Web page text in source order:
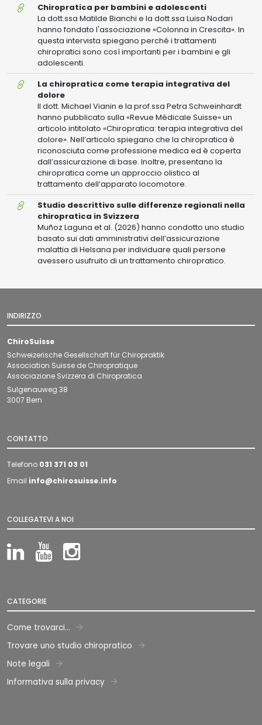
Chiropratica
bambini
adolescenti
Chiropratica per bambini e adolescenti
La dott.ssa Matilde Bianchi e la dott.ssa Luisa Nodari
hanno fondato l'associazione «Colonna in Crescita». In
questa intervista spiegano perché i trattamenti
chiropratici sono così importanti per i bambini e gli
adolescenti.
La
chiropratica
come
terapia
integrativa
dolore
La chiropratica come terapia integrativa del
dolore
Il dott. Michael Vianin e la prof.ssa Petra Schweinhardt
hanno pubblicato sulla «Revue Médicale Suisse» un
articolo intitolato «Chiropratica: terapia integrativa del
dolore». Nell’articolo spiegano che la chiropratica è
riconosciuta come professione medica ed è coperta
dall’assicurazione di base. Inoltre, presentano la
chiropratica come un approccio olistico al
trattamento dell’apparato locomotore.
Studio
descrittivo
differenze
regionali
Studio descrittivo sulle differenze regionali nella
chiropratica in Svizzera
Muñoz Laguna et al. (2026) hanno condotto uno studio
basato sui dati amministrativi dell’assicurazione
malattia di Helsana per individuare quali persone
avessero usufruito di un trattamento chiropratico.
INDIRIZZO
ChiroSuisse
Schweizerische Gesellschaft für Chiropraktik
Association Suisse de Chiropratique
Associazione Svizzera di Chiropratica
Sulgenauweg 38
3007 Bern
CONTATTO
Telefono 031 371 03 01
Email info@chirosuisse.info
COLLEGATEVI A NOI
LinkedIn
YouTube
CATEGORIE
Come trovarci...
Trovare uno studio chiropratico
Note legali
Informativa sulla privacy